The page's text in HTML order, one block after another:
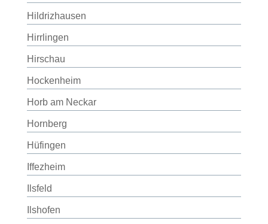
Hildrizhausen
Hirrlingen
Hirschau
Hockenheim
Horb am Neckar
Hornberg
Hüfingen
Iffezheim
Ilsfeld
Ilshofen